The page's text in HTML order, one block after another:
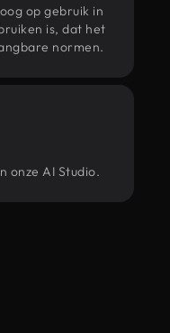
op gebruik in
is, dat het
normen.
onze AI Studio.